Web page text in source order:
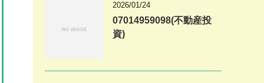
2026/01/24
07014959098(不動産投
資)